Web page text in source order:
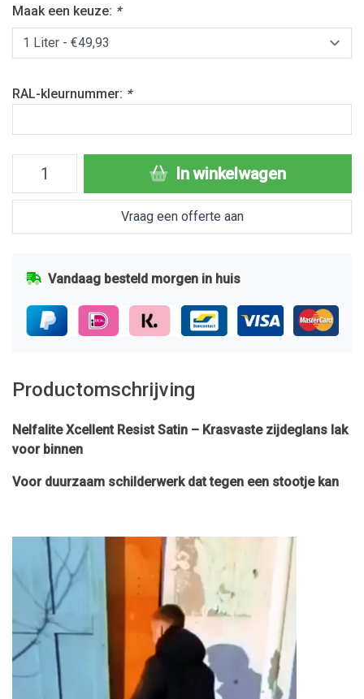
Maak een keuze: *
RAL-kleurnummer: *
In winkelwagen
Vraag een offerte aan
Vandaag besteld morgen in huis
Productomschrijving
Nelfalite Xcellent Resist Satin – Krasvaste zijdeglans lak
voor binnen
Voor duurzaam schilderwerk dat tegen een stootje kan